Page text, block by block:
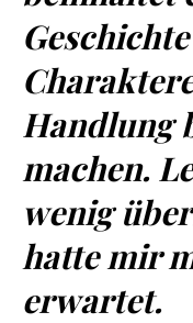
Handlung
machen.
wenig
hatte mir
erwartet.